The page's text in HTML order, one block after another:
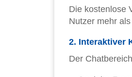
Die kostenlose
Nutzer mehr
2. Interaktiver
Der